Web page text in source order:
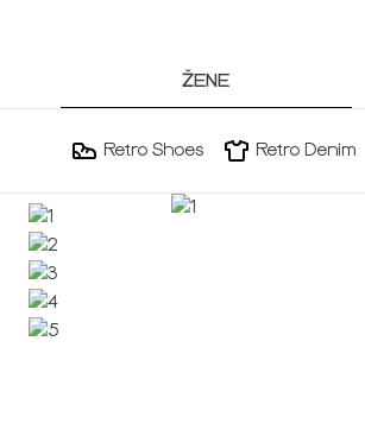
ŽENE
Retro Shoes Retro Denim